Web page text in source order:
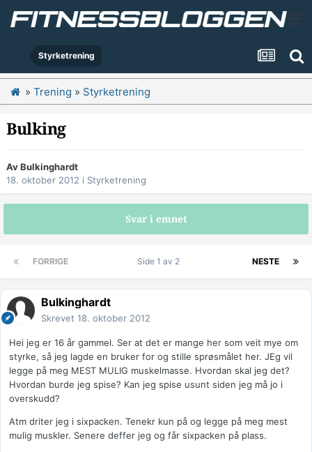
Styrketrening
» Trening » Styrketrening
Bulking
AvBulkinghardt
18. oktober 2012 i Styrketrening
Svar i emnet
FORRIGE NESTE
Side 1 av 2
Bulkinghardt
Skrevet 18. oktober 2012
Hei jeg er 16 år gammel. Ser at det er mange her som veit mye om
styrke, så jeg lagde en bruker for og stille sprøsmålet her. JEg vil
legge på meg MEST MULIG muskelmasse. Hvordan skal jeg det?
Hvordan burde jeg spise? Kan jeg spise usunt siden jeg må jo i
overskudd?
Atm driter jeg i sixpacken. Tenekr kun på og legge på meg mest
mulig muskler. Senere deffer jeg og får sixpacken på plass.